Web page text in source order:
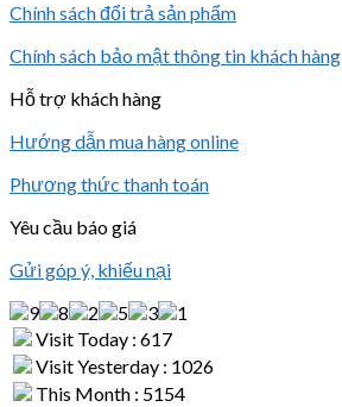
Chính sách đổi trả sản phẩm
Chính sách bảo mật thông tin khách hàng
Hỗ trợ khách hàng
Hướng dẫn mua hàng online
Phương thức thanh toán
Yêu cầu báo giá
Gửi góp ý, khiếu nại
Visit Today : 617
Visit Yesterday : 1026
This Month : 5154